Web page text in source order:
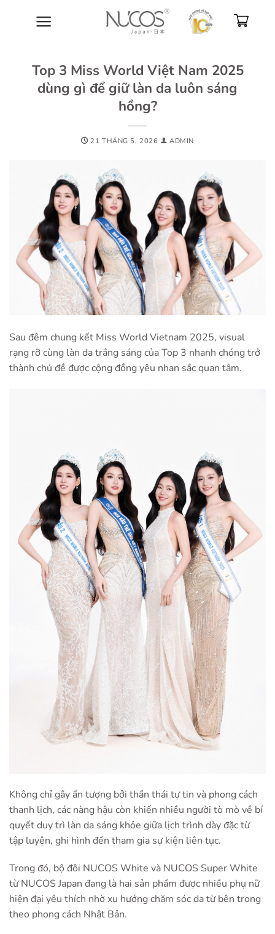
Top 3 Miss World Việt Nam 2025
dùng gì để giữ làn da luôn sáng
hồng?
21 THÁNG 5, 2026 ADMIN
Sau đêm chung kết Miss World Vietnam 2025, visual
rạng rỡ cùng làn da trắng sáng của Top 3 nhanh chóng trở
thành chủ đề được cộng đồng yêu nhan sắc quan tâm.
Không chỉ gây ấn tượng bởi thần thái tự tin và phong cách
thanh lịch, các nàng hậu còn khiến nhiều người tò mò về bí
quyết duy trì làn da sáng khỏe giữa lịch trình dày đặc từ
tập luyện, ghi hình đến tham gia sự kiện liên tục.
Trong đó, bộ đôi NUCOS White và NUCOS Super White
từ NUCOS Japan đang là hai sản phẩm được nhiều phụ nữ
hiện đại yêu thích nhờ xu hướng chăm sóc da từ bên trong
theo phong cách Nhật Bản.